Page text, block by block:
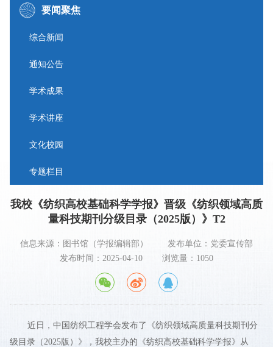
要闻聚焦
综合新闻
通知公告
学术成果
学术讲座
文化校园
专题栏目
我校《纺织高校基础科学学报》晋级《纺织领域高质
量科技期刊分级目录（2025版）》T2
信息来源：图书馆（学报编辑部）
发布单位：党委宣传部
发布时间：2025-04-10
浏览量： 1050
近日，中国纺织工程学会发布了《纺织领域高质量科技期刊分
级目录（2025版）》，我校主办的《纺织高校基础科学学报》从